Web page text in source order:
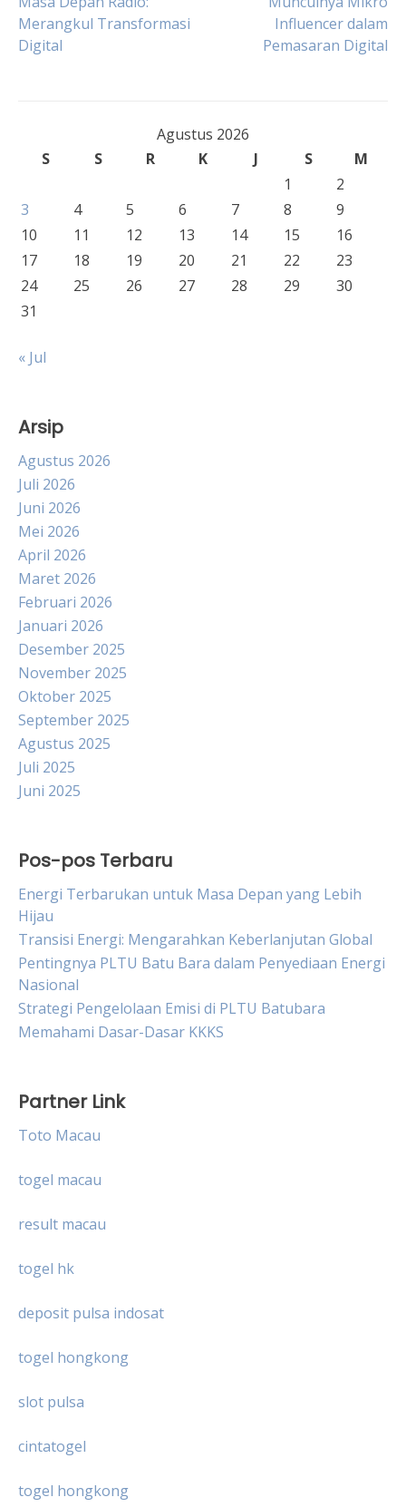
Navigasi
pos
Merangkul Transformasi
Digital
Influencer dalam
Pemasaran Digital
Agustus 2026
S
S R K J S
M
1
2
3
4 5 6 7 8
9
10
11 12 13 14 15
16
17
18 19 20 21 22
23
24
25 26 27 28 29
30
31
« Jul
Arsip
Agustus 2026
Juli 2026
Juni 2026
Mei 2026
April 2026
Maret 2026
Februari 2026
Januari 2026
Desember 2025
November 2025
Oktober 2025
September 2025
Agustus 2025
Juli 2025
Juni 2025
Pos-pos Terbaru
Energi Terbarukan untuk Masa Depan yang Lebih
Hijau
Transisi Energi: Mengarahkan Keberlanjutan Global
Pentingnya PLTU Batu Bara dalam Penyediaan Energi
Nasional
Strategi Pengelolaan Emisi di PLTU Batubara
Memahami Dasar-Dasar KKKS
Partner Link
Toto Macau
togel macau
result macau
togel hk
deposit pulsa indosat
togel hongkong
slot pulsa
cintatogel
togel hongkong